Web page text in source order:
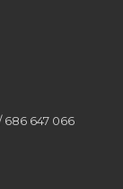
686 647 066